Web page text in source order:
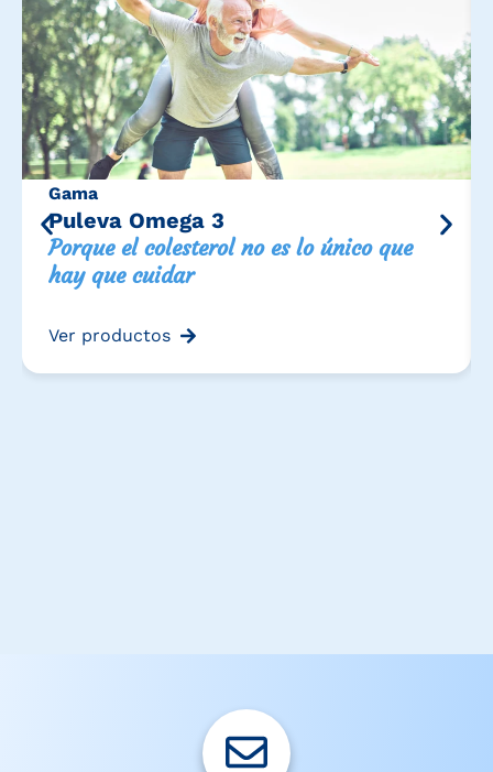
Gama
Puleva Omega 3
Porque el colesterol no es lo único que
hay que cuidar
Ver productos